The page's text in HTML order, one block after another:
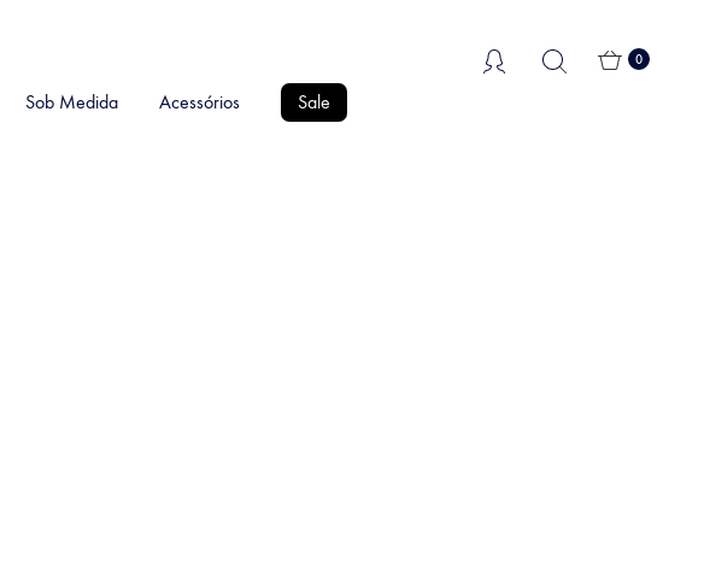
Sob Medida Acessórios Sale
0